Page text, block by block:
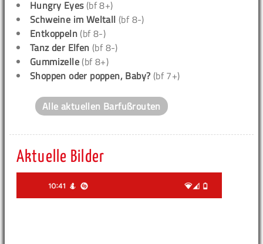
Hungry Eyes(bf 8+)
Schweine im Weltall (bf 8-)
Entkoppeln (bf 8-)
Tanz der Elfen (bf 8-)
Gummizelle (bf 8+)
Shoppen oder poppen, Baby? (bf 7+)
Alle aktuellen Barfußrouten
Aktuelle Bilder